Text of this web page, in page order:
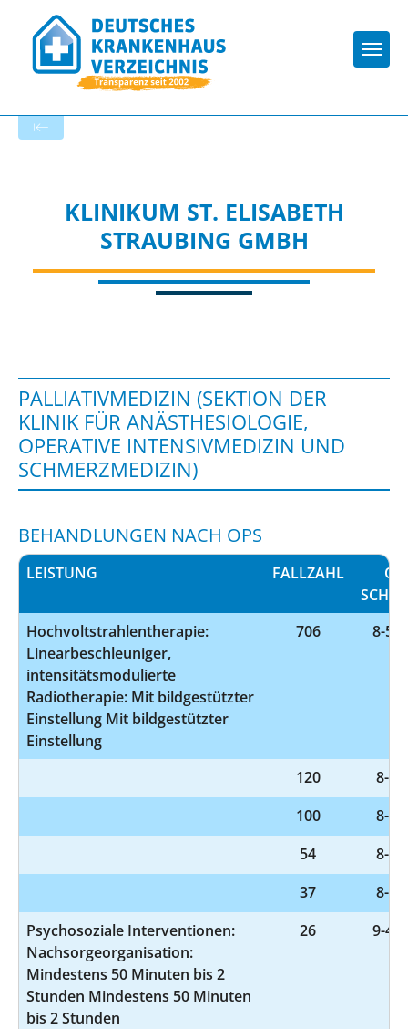
KLINIKUM ST. ELISABETH
STRAUBING GMBH
PALLIATIVMEDIZIN (SEKTION DER
KLINIK FÜR ANÄSTHESIOLOGIE,
OPERATIVE INTENSIVMEDIZIN UND
SCHMERZMEDIZIN)
BEHANDLUNGEN NACH OPS
LEISTUNG FALLZAHL
Hochvoltstrahlentherapie:
Linearbeschleuniger,
intensitätsmodulierte
Radiotherapie: Mit bildgestützter
Einstellung Mit bildgestützter
Einstellung
706 8-
120
8-
100
8-
54
8-
37
8-
Psychosoziale Interventionen:
Nachsorgeorganisation:
Mindestens 50 Minuten bis 2
Stunden Mindestens 50 Minuten
bis 2 Stunden
26 9-